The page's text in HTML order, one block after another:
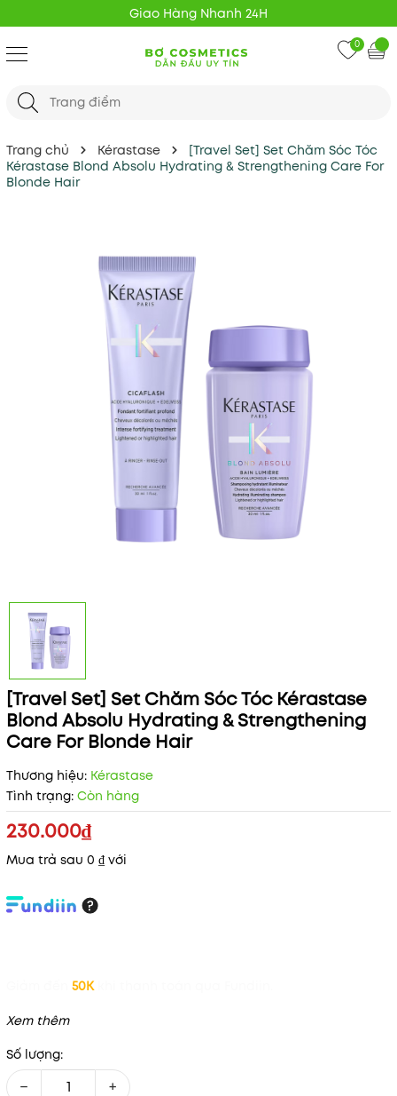
Giao Hàng Nhanh 24H
0
Trang chủ Kérastase
[Travel Set] Set Chăm Sóc Tóc
Kérastase Blond Absolu Hydrating & Strengthening Care For
Blonde Hair
[Travel Set] Set Chăm Sóc Tóc Kérastase
Blond Absolu Hydrating & Strengthening
Care For Blonde Hair
Thương hiệu: Kérastase
Tình trạng: Còn hàng
230.000₫
Mua trả sau 0 ₫ với
50K
Xem thêm
Số lượng:
− +